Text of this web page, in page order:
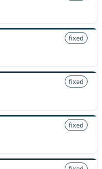
fixed
fixed
fixed